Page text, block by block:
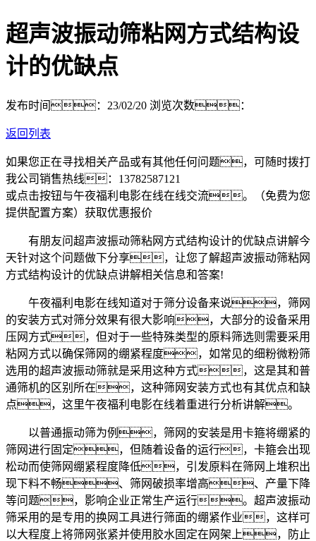
超声波振动筛粘网方式结构设
计的优缺点
发布时间：23/02/20 浏览次数：
返回列表
如果您正在寻找相关产品或有其他任何问题，可随时拨打
我公司销售热线： 13782587121
或点击按钮与午夜福利电影在线在线交流。（免费为您
提供配置方案） 获取优惠报价
有朋友问超声波振动筛粘网方式结构设计的优缺点讲解今
天针对这个问题做下分享，让您了解超声波振动筛粘网
方式结构设计的优缺点讲解相关信息和答案!
午夜福利电影在线知道对于筛分设备来说，筛网
的安装方式对筛分效果有很大影响，大部分的设备采用
压网方式，但对于一些特殊类型的原料筛选则需要采用
粘网方式以确保筛网的绷紧程度，如常见的细粉微粉筛
选用的超声波振动筛就是采用这种方式，这是其和普
通筛机的区别所在，这种筛网安装方式也有其优点和缺
点，这里午夜福利电影在线着重进行分析讲解。
以普通振动筛为例，筛网的安装是用卡箍将绷紧的
筛网进行固定，但随着设备的运行，卡箍会出现
松动而使筛网绷紧程度降低，引发原料在筛网上堆积出
现下料不畅、筛网破损率增高、产量下降
等问题，影响企业正常生产运行。超声波振动
筛采用的是专用的换网工具进行筛面的绷紧作业，这样可
以大程度上将筛网张紧并使用胶水固定在网架上，防止